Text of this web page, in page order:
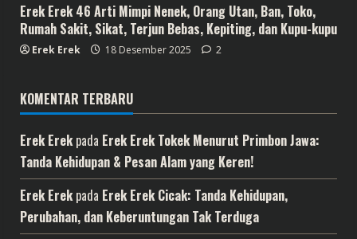
Erek Erek 46 Arti Mimpi Nenek, Orang Utan, Ban, Toko,
Rumah Sakit, Sikat, Terjun Bebas, Kepiting, dan Kupu-kupu
Erek Erek 18 Desember 2025 2
KOMENTAR TERBARU
Erek Erekpada Erek Erek Tokek Menurut Primbon Jawa:
Tanda Kehidupan & Pesan Alam yang Keren!
Erek Erekpada Erek Erek Cicak: Tanda Kehidupan,
Perubahan, dan Keberuntungan Tak Terduga